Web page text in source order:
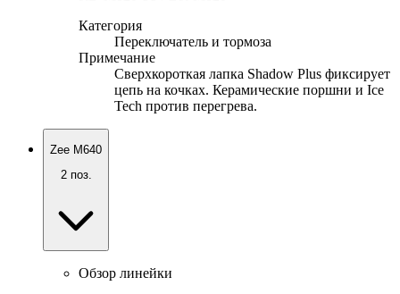
Категория
Переключатель и тормоза
Примечание
Сверхкороткая лапка Shadow Plus фиксирует
цепь на кочках. Керамические поршни и Ice
Tech против перегрева.
Zee M640
2поз.
Обзор линейки